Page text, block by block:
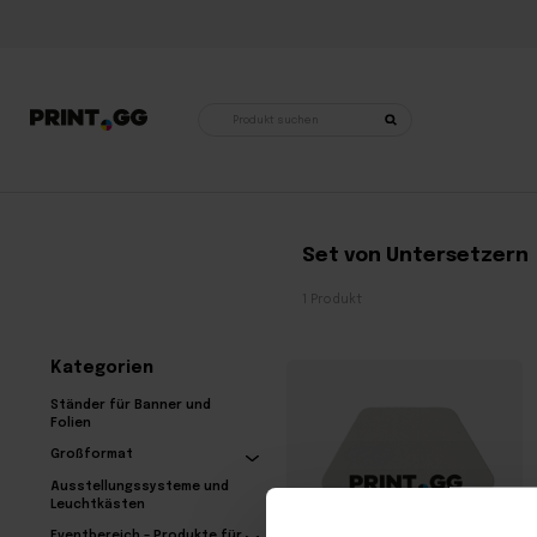
Set von Untersetzern
1 Produkt
Kategorien
Ständer für Banner und
Folien
Großformat
Ausstellungssysteme und
Leuchtkästen